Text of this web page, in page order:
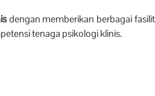
dengan memberikan berbagai
tenaga psikologi klinis.